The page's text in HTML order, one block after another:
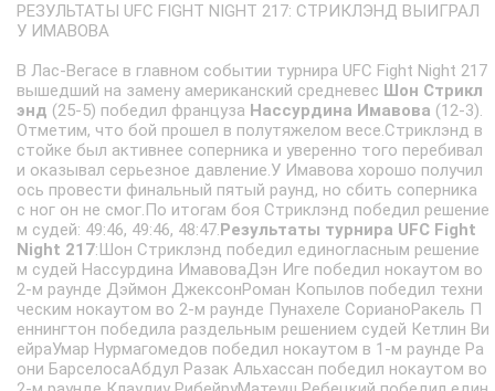
РЕЗУЛЬТАТЫ UFC FIGHT NIGHT 217: СТРИКЛЭНД ВЫИГРАЛ
У ИМАВОВА
В Лас-Вегасе в главном событии турнира UFC Fight Night 217
вышедший на замену американский средневес Шон Стрикл
энд (25-5) победил француза Нассурдина Имавова (12-3).
Отметим, что бой прошел в полутяжелом весе.Стриклэнд в
стойке был активнее соперника и уверенно того перебивал
и оказывал серьезное давление.У Имавова хорошо получил
ось провести финальный пятый раунд, но сбить соперника
с ног он не смог.По итогам боя Стриклэнд победил решение
м судей: 49:46, 49:46, 48:47.Результаты турнира UFC Fight
Night 217:Шон Стриклэнд победил единогласным решение
м судей Нассурдина ИмавоваДэн Иге победил нокаутом во
2-м раунде Дэймон ДжексонРоман Копылов победил техни
ческим нокаутом во 2-м раунде Пунахеле СорианоРакель П
еннингтон победила раздельным решением судей Кетлин Ви
ейраУмар Нурмагомедов победил нокаутом в 1-м раунде Ра
они БарселосаАбдул Разак Альхассан победил нокаутом во